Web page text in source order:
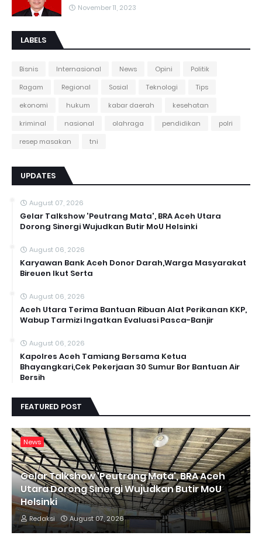
November 11, 2023
LABELS
Bisnis Internasional News Opini
Politik
Ragam
Regional Sosial Teknologi
Tips
ekonomi
hukum kabar daerah
kesehatan
kriminal
nasional olahraga pendidikan
polri
resep masakan
tni
UPDATES
August 07, 2026
Gelar Talkshow 'Peutrang Mata', BRA Aceh Utara
Dorong Sinergi Wujudkan Butir MoU Helsinki
August 06, 2026
Karyawan Bank Aceh Donor Darah,Warga Masyarakat
Bireuen Ikut Serta
August 06, 2026
Aceh Utara Terima Bantuan Ribuan Alat Perikanan KKP,
Wabup Tarmizi Ingatkan Evaluasi Pasca-Banjir
August 06, 2026
Kapolres Aceh Tamiang Bersama Ketua
Bhayangkari,Cek Pekerjaan 30 Sumur Bor Bantuan Air
Bersih
FEATURED POST
News
Gelar Talkshow 'Peutrang Mata', BRA Aceh
Utara Dorong Sinergi Wujudkan Butir MoU
Helsinki
Redaksi August 07, 2026